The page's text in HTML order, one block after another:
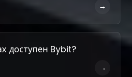
→
доступен Bybit?
→